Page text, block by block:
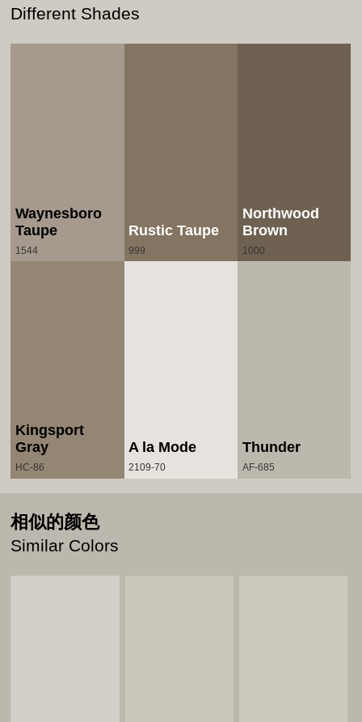
Different Shades
Waynesboro
Taupe
1544
Rustic Taupe
999
Northwood
Brown
1000
Kingsport
Gray
HC-86
A la Mode
2109-70
Thunder
AF-685
相似的颜色
Similar Colors